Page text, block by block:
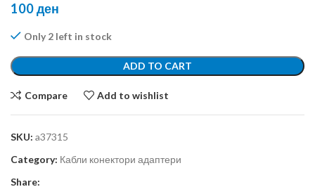
100ден
Only 2 left in stock
ADD TO CART
Compare Add to wishlist
SKU: a37315
Category: Кабли конектори адаптери
Share: